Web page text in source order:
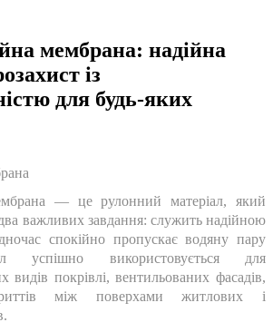
мембрана: надійна
із
для будь-яких
— це рулонний матеріал, який
важливих завдання: служить надійною
спокійно пропускає водяну пару
успішно використовується для
видів покрівлі, вентильованих фасадів,
між поверхами житлових і